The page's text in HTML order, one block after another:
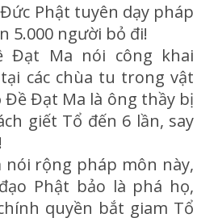
Phật tuyên dạy pháp
5.000 người bỏ đi!
Đạt Ma nói công khai
các chùa tu trong vật
Đề Đạt Ma là ông thầy bị
giết Tổ đến 6 lần, say
nói rộng pháp môn này,
Phật bảo là phá họ,
quyền bắt giam Tổ